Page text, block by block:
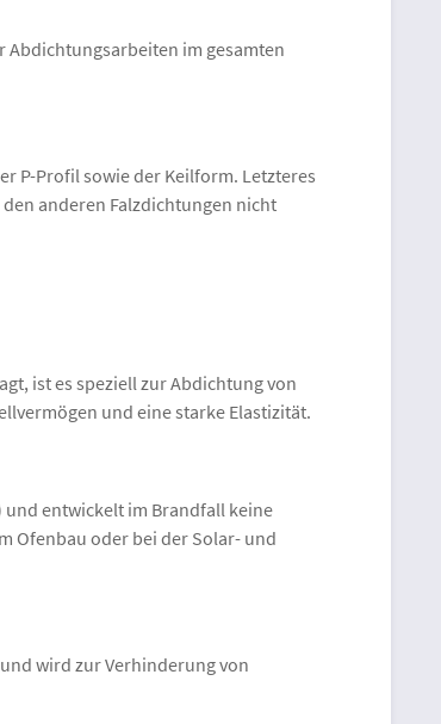
Abdichtungsarbeiten im gesamten
P-Profil sowie der Keilform. Letzteres
anderen Falzdichtungen nicht
ist es speziell zur Abdichtung von
und eine starke Elastizität.
und entwickelt im Brandfall keine
Ofenbau oder bei der Solar- und
wird zur Verhinderung von